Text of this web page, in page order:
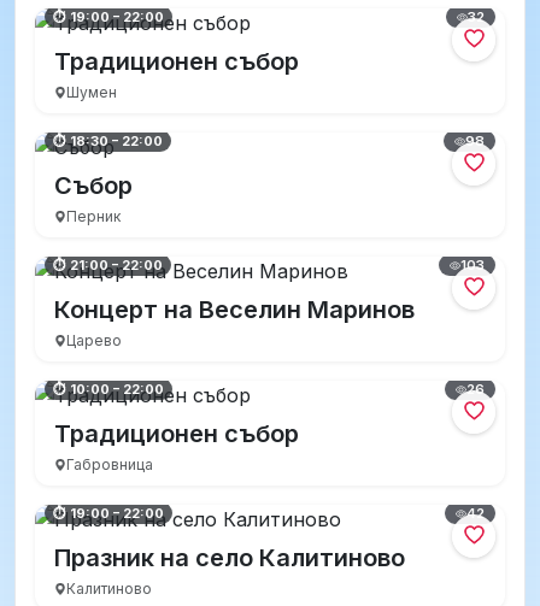
⏱ 19:00 – 22:00 32
Традиционен събор
Шумен
⏱ 18:30 – 22:00 98
Събор
Перник
⏱ 21:00 – 22:00 103
Концерт на Веселин Маринов
Царево
⏱ 10:00 – 22:00 26
Традиционен събор
Габровница
⏱ 19:00 – 22:00 42
Празник на село Калитиново
Калитиново